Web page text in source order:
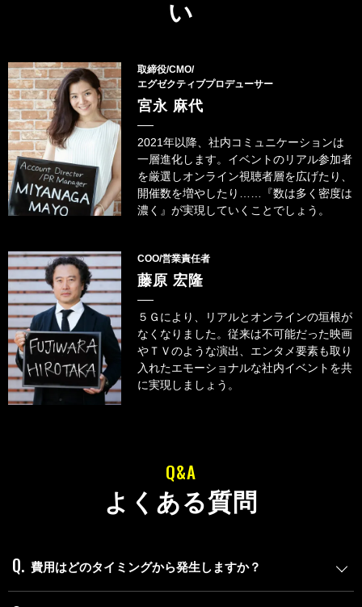
い
宮永 麻代
取締役/CMO/
エグゼクティブプロデューサー
2021年以降、社内コミュニケーションは
一層進化します。イベントのリアル参加者
を厳選しオンライン視聴者層を広げたり、
開催数を増やしたり……『数は多く密度は
濃く』が実現していくことでしょう。
藤原 宏隆
COO/営業責任者
５Ｇにより、リアルとオンラインの垣根が
なくなりました。従来は不可能だった映画
やＴＶのような演出、エンタメ要素も取り
入れたエモーショナルな社内イベントを共
に実現しましょう。
よくある質問
Q&A
費用はどのタイミングから発生しますか？